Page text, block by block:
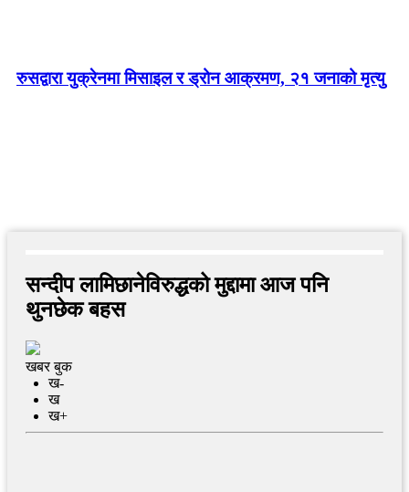
रुसद्वारा युक्रेनमा मिसाइल र ड्रोन आक्रमण, २१ जनाको मृत्यु
सन्दीप लामिछानेविरुद्धको मुद्दामा आज पनि
थुनछेक बहस
खबर बुक
ख-
ख
ख+